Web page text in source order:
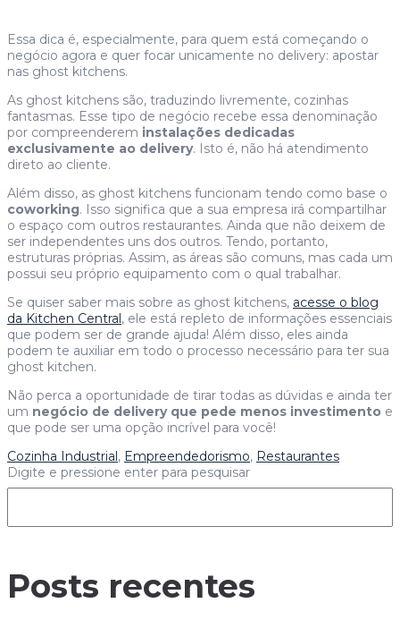
Essa dica é, especialmente, para quem está começando o
negócio agora e quer focar unicamente no delivery: apostar
nas ghost kitchens.
As ghost kitchens são, traduzindo livremente, cozinhas
fantasmas. Esse tipo de negócio recebe essa denominação
por compreenderem instalações dedicadas
exclusivamente ao delivery. Isto é, não há atendimento
direto ao cliente.
Além disso, as ghost kitchens funcionam tendo como base o
coworking. Isso significa que a sua empresa irá compartilhar
o espaço com outros restaurantes. Ainda que não deixem de
ser independentes uns dos outros. Tendo, portanto,
estruturas próprias. Assim, as áreas são comuns, mas cada um
possui seu próprio equipamento com o qual trabalhar.
Se quiser saber mais sobre as ghost kitchens, acesse o blog
da Kitchen Central , ele está repleto de informações essenciais
que podem ser de grande ajuda! Além disso, eles ainda
podem te auxiliar em todo o processo necessário para ter sua
ghost kitchen.
Não perca a oportunidade de tirar todas as dúvidas e ainda ter
um negócio de delivery que pede menos investimento e
que pode ser uma opção incrível para você!
Cozinha Industrial , Empreendedorismo, Restaurantes
Digite e pressione enter para pesquisar
Posts recentes